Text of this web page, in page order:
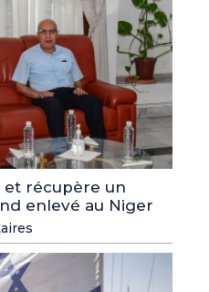
et récupère un
enlevé au Niger